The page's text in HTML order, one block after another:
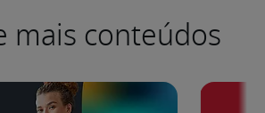
mais conteúdos